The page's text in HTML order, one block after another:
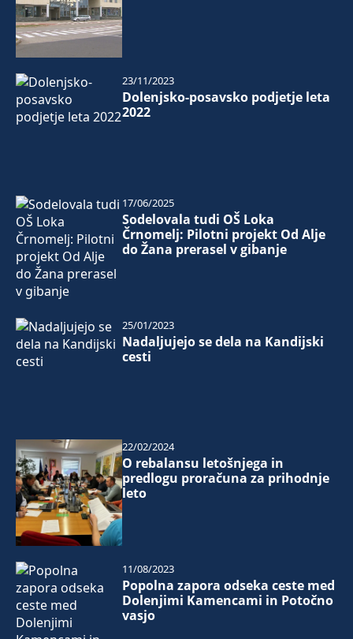
Dolenjsko-posavsko podjetje leta
2022
23/11/2023
Sodelovala tudi OŠ Loka
Črnomelj: Pilotni projekt Od Alje
do Žana prerasel v gibanje
17/06/2025
Nadaljujejo se dela na Kandijski
cesti
25/01/2023
O rebalansu letošnjega in
predlogu proračuna za prihodnje
leto
22/02/2024
Popolna zapora odseka ceste med
Dolenjimi Kamencami in Potočno
vasjo
11/08/2023